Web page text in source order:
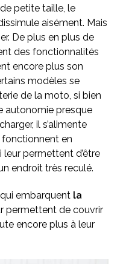
petite taille, le
aisément. Mais
De plus en plus de
des fonctionnalités
encore plus son
modèles se
de la moto, si bien
autonomie presque
il s’alimente
fonctionnent en
permettent d’être
endroit très reculé.
embarquent la
permettent de couvrir
encore plus à leur